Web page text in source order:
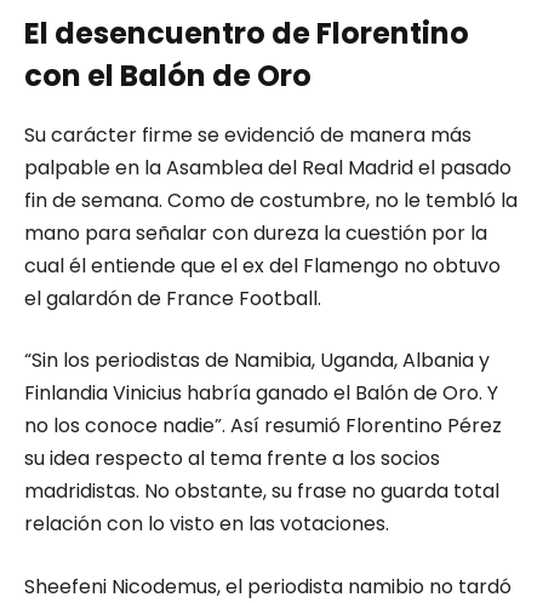
El desencuentro de Florentino
con el Balón de Oro
Su carácter firme se evidenció de manera más
palpable en la Asamblea del Real Madrid el pasado
fin de semana. Como de costumbre, no le tembló la
mano para señalar con dureza la cuestión por la
cual él entiende que el ex del Flamengo no obtuvo
el galardón de France Football.
“Sin los periodistas de Namibia, Uganda, Albania y
Finlandia Vinicius habría ganado el Balón de Oro. Y
no los conoce nadie”. Así resumió Florentino Pérez
su idea respecto al tema frente a los socios
madridistas. No obstante, su frase no guarda total
relación con lo visto en las votaciones.
Sheefeni Nicodemus, el periodista namibio no tardó